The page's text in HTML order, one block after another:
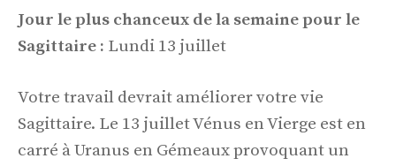
Jour le plus chanceux de la semaine pour le
Sagittaire : Lundi 13 juillet
Votre travail devrait améliorer votre vie
Sagittaire. Le 13 juillet Vénus en Vierge est en
carré à Uranus en Gémeaux provoquant un